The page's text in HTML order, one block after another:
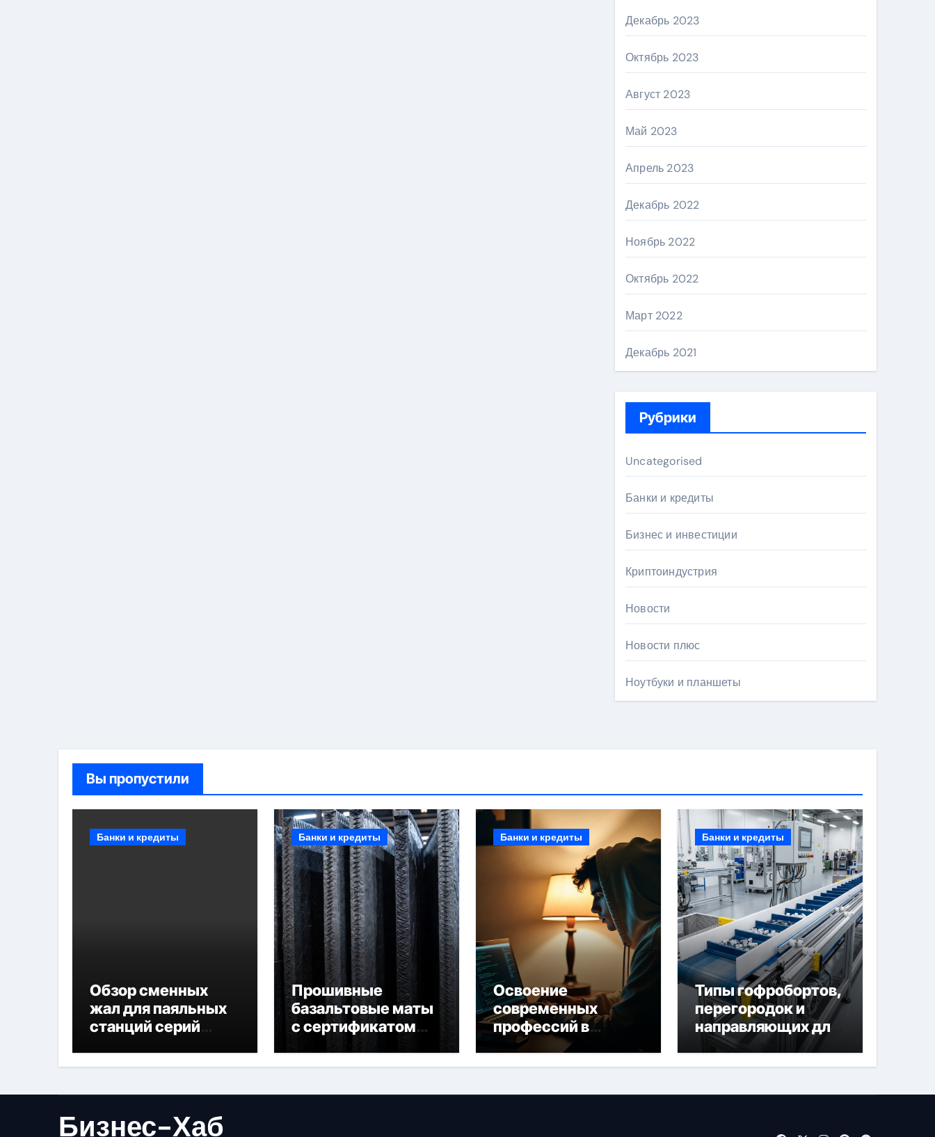
Декабрь 2023
Октябрь 2023
Август 2023
Май 2023
Апрель 2023
Декабрь 2022
Ноябрь 2022
Октябрь 2022
Март 2022
Декабрь 2021
Рубрики
Uncategorised
Банки и кредиты
Бизнес и инвестиции
Криптоиндустрия
Новости
Новости плюс
Ноутбуки и планшеты
Вы пропустили
Банки и кредиты
Обзор сменных
жал для паяльных
станций серий
Банки и кредиты
Прошивные
базальтовые маты
с сертификатом
негорючести
Банки и кредиты
Освоение
современных
профессий в
онлайн-формате
Банки и кредиты
Типы гофробортов,
перегородок и
направляющих для
конвейерных лент
Бизнес-Хаб